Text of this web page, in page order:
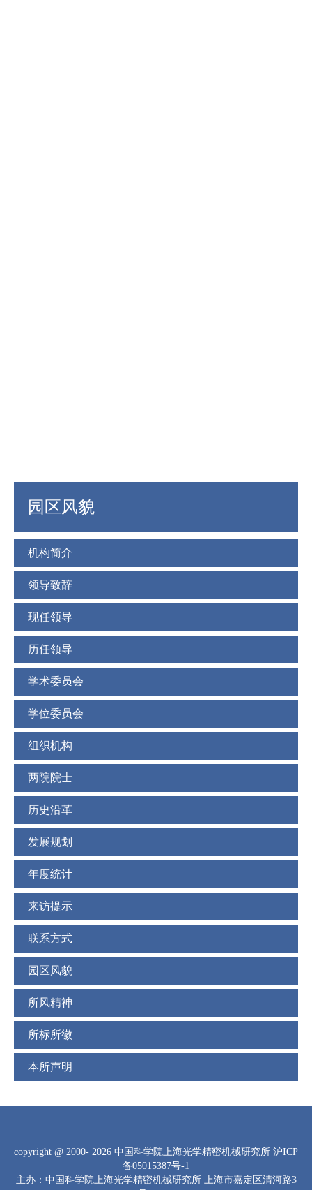
园区风貌
机构简介
领导致辞
现任领导
历任领导
学术委员会
学位委员会
组织机构
两院院士
历史沿革
发展规划
年度统计
来访提示
联系方式
园区风貌
所风精神
所标所徽
本所声明
copyright @ 2000- 2026 中国科学院上海光学精密机械研究所 沪ICP
备05015387号-1
主办：中国科学院上海光学精密机械研究所 上海市嘉定区清河路3